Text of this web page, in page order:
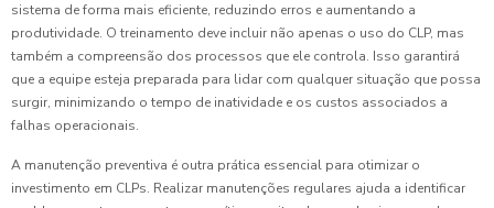
sistema de forma mais eficiente, reduzindo erros e aumentando a
produtividade. O treinamento deve incluir não apenas o uso do CLP, mas
também a compreensão dos processos que ele controla. Isso garantirá
que a equipe esteja preparada para lidar com qualquer situação que possa
surgir, minimizando o tempo de inatividade e os custos associados a
falhas operacionais.
A manutenção preventiva é outra prática essencial para otimizar o
investimento em CLPs. Realizar manutenções regulares ajuda a identificar